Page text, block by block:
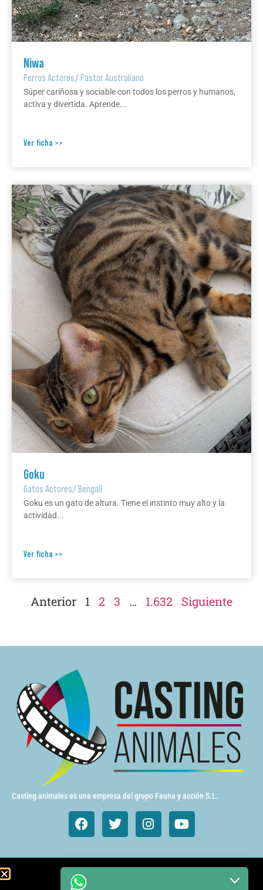
Niwa
Perros Actores/Pastor Australiano
Súper cariñosa y sociable con todos los perros y humanos,
activa y divertida. Aprende...
Ver ficha >>
Goku
Gatos Actores/Bengalí
Goku es un gato de altura. Tiene el instinto muy alto y la
actividad...
Ver ficha >>
Anterior 1 2 3 … 1.632 Siguiente
Casting animales es una empresa del grupo Fauna y acción S.L.
Animales de cine y TV